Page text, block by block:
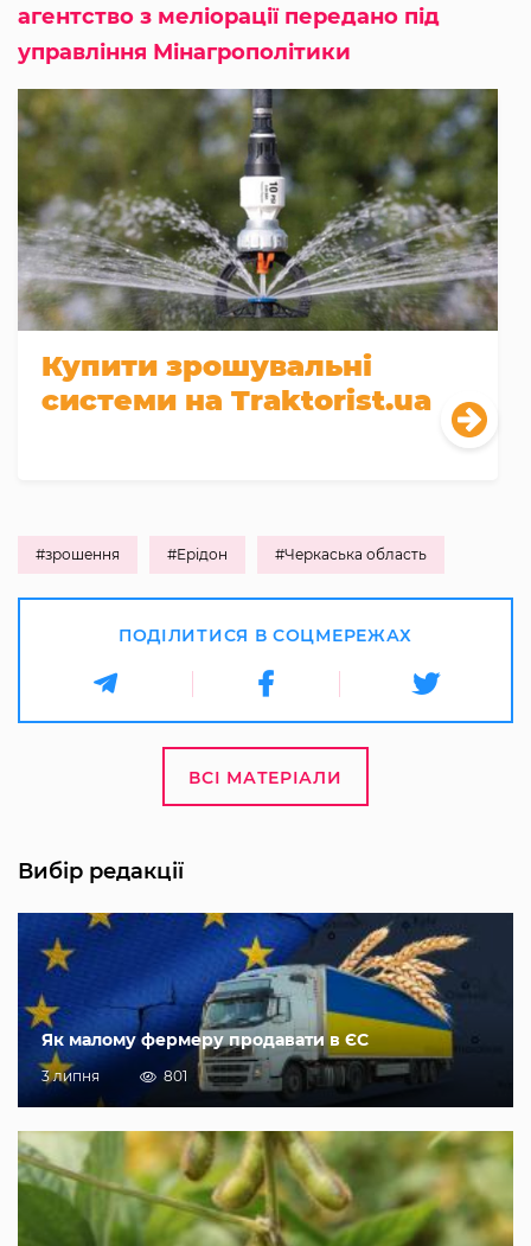
агентство з меліорації передано під
управління Мінагрополітики
Купити зрошувальні
системи на Traktorist.ua
#зрошення #Ерідон #Черкаська область
ПОДІЛИТИСЯ В СОЦМЕРЕЖАХ
ВСІ МАТЕРІАЛИ
Вибір редакції
Як малому фермеру продавати в ЄС
3 липня 801